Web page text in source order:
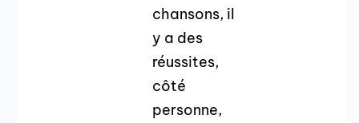
chansons, il
y a des
réussites,
côté
personne,